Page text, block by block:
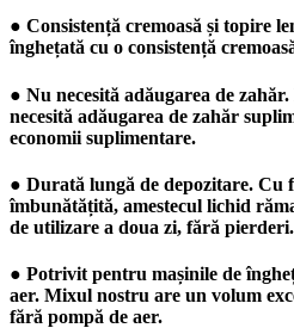
● Consistență cremoasă și topire
înghețată cu o consistență
● Nu necesită adăugarea de
necesită adăugarea de zahăr
economii suplimentare.
● Durată lungă de depozitare. Cu
îmbunătățită, amestecul lichid
de utilizare a doua zi, fără pierderi.
● Potrivit pentru mașinile de
aer. Mixul nostru are un volum
fără pompă de aer.